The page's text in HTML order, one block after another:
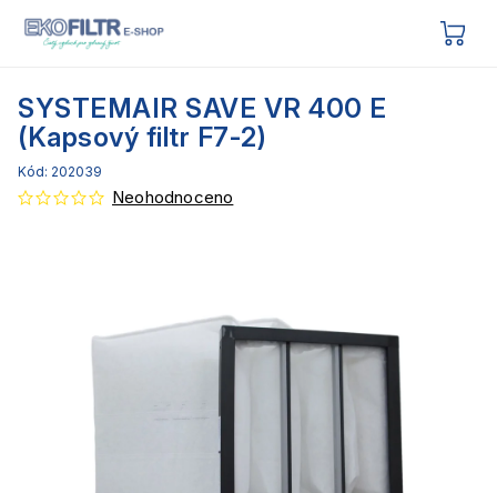
SYSTEMAIR SAVE VR 400 E
(Kapsový filtr F7-2)
Kód: 202039
Neohodnoceno